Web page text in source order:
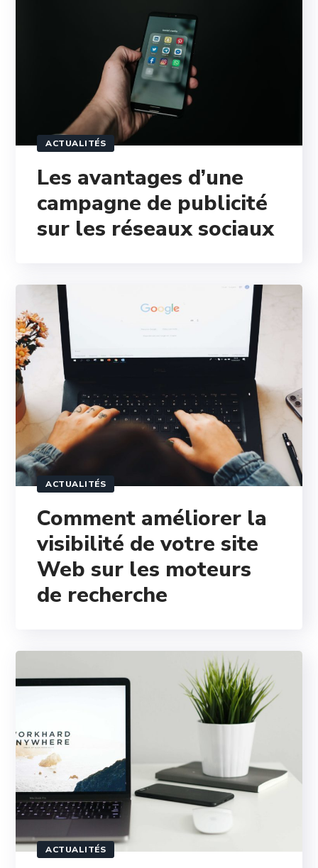
ACTUALITÉS
Les avantages d’une
campagne de publicité
sur les réseaux sociaux
ACTUALITÉS
Comment améliorer la
visibilité de votre site
Web sur les moteurs
de recherche
ACTUALITÉS